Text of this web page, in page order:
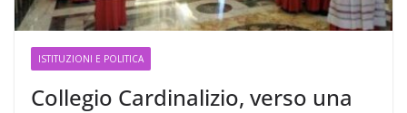
ISTITUZIONI E POLITICA
Collegio Cardinalizio, verso una